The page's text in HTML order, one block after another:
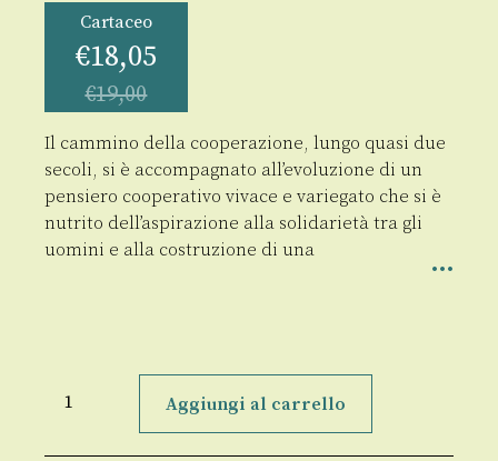
Cartaceo
€18,05
€19,00
Il cammino della cooperazione, lungo quasi due
secoli, si è accompagnato all’evoluzione di un
pensiero cooperativo vivace e variegato che si è
nutrito dell’aspirazione alla solidarietà tra gli
uomini e alla costruzione di una
pensiero
Aggiungi al carrello